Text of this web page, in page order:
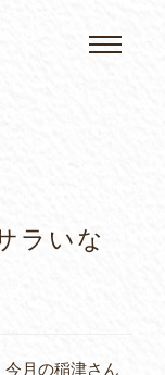
いな
今月の稲津さん